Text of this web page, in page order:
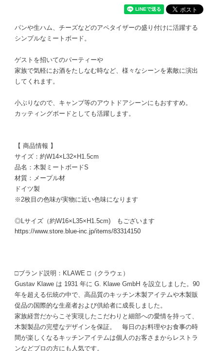
パンや生ハム、チーズなどのアペタイザーの盛り付けに活躍する
シンプルなミートボード。
ゲストを招いてのパーティーや
家族で気軽にお酒をたしなむ時など、様々なシーンを素敵に演出
してくれます。
小ぶりなので、キャンプ等のアウトドアシーンにもおすすめ。
カッティングボードとしても活躍します。
【 商品情報 】
サイズ：約W14×L32×H1.5cm
品名：木製ミートボードS
材質：メープル材
ドイツ製
※2枚目の色味が実物に近い色味になります
◎Lサイズ（約W16×L35×H1.5cm) もございます
https://www.store.blue-inc.jp/items/83314150
□ブランド説明：KLAWE □（クラウェ）
Gustav Klawe は 1931 年に G. Klawe GmbH を設立しました。90
年を超える伝統の中で、高品質のキッチン木製アイテムや木製販
促品の国際的な生産者および供給者に成長しました。
家族経営だからこそ実現したこだわりと細部への愛情を持って、
木製製品の完璧なデザインを保証。 毎日のお料理やお食事の時
間が楽しくなるキッチンアイテムは個人のお客さまからレストラ
ンなどプロの方にも人気です。